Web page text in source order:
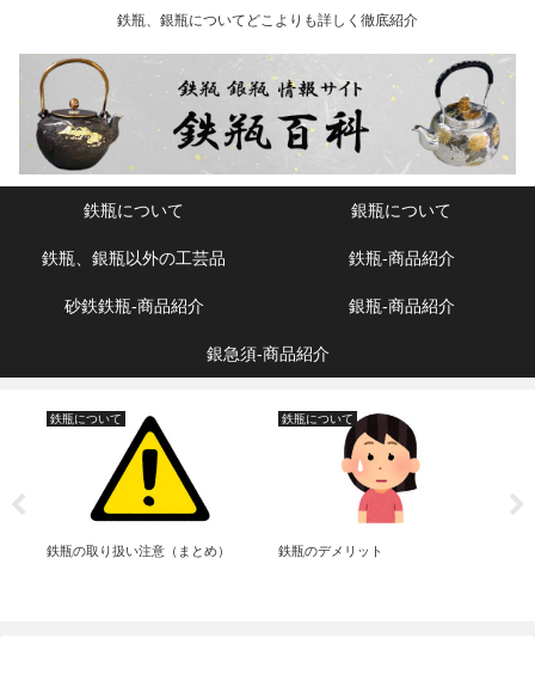
鉄瓶、銀瓶についてどこよりも詳しく徹底紹介
鉄瓶について 銀瓶について
鉄瓶、銀瓶以外の工芸品 鉄瓶‐商品紹介
砂鉄鉄瓶‐商品紹介 銀瓶‐商品紹介
銀急須‐商品紹介
鉄瓶について
鉄瓶の取り扱い注意（まとめ）
鉄瓶について
鉄瓶のデメリット